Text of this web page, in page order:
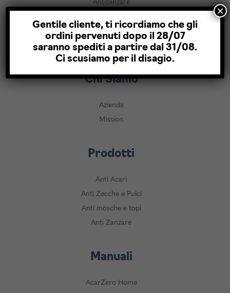
Antizanzare
Anti topi
Vedi tutte le FAQ
Chi Siamo
Azienda
Mission
Prodotti
Anti Acari
Anti Zecche e Pulci
Anti mosche e topi
Anti Zanzare
Manuali
AcarZero Home
Gentile cliente, ti ricordiamo che gli
ordini pervenuti dopo il 28/07
saranno spediti a partire dal 31/08.
Ci scusiamo per il disagio.
×